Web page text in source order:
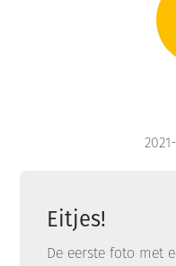
Eitjes!
De eerste foto met